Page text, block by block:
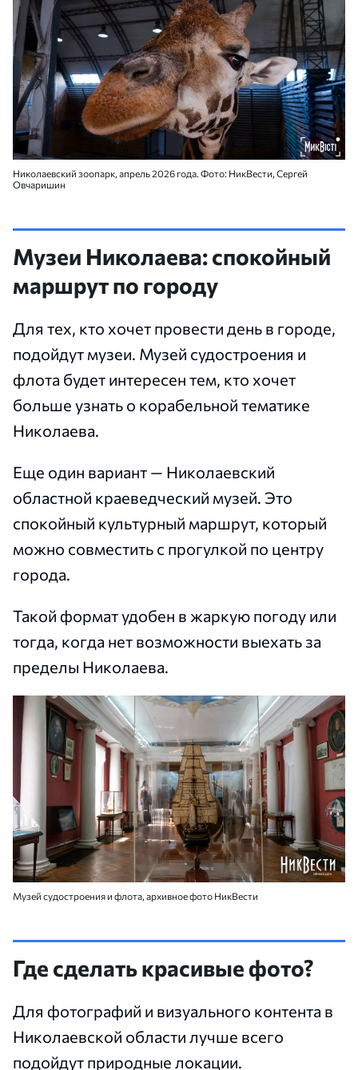
Николаевский зоопарк, апрель 2026 года. Фото: НикВести, Сергей
Овчаришин
Музеи Николаева: спокойный
маршрут по городу
Для тех, кто хочет провести день в городе,
подойдут музеи. Музей судостроения и
флота будет интересен тем, кто хочет
больше узнать о корабельной тематике
Николаева.
Еще один вариант — Николаевский
областной краеведческий музей. Это
спокойный культурный маршрут, который
можно совместить с прогулкой по центру
города.
Такой формат удобен в жаркую погоду или
тогда, когда нет возможности выехать за
пределы Николаева.
Музей судостроения и флота, архивное фото НикВести
Где сделать красивые фото?
Для фотографий и визуального контента в
Николаевской области лучше всего
подойдут природные локации.